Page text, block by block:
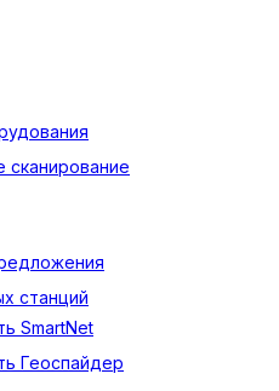
сканирование
станций
SmartNet
Геоспайдер